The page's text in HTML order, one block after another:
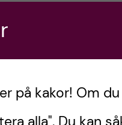
på kakor! Om
alla". Du kan